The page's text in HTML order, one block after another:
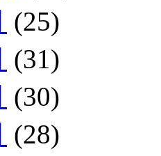
(25)
(31)
(30)
(28)